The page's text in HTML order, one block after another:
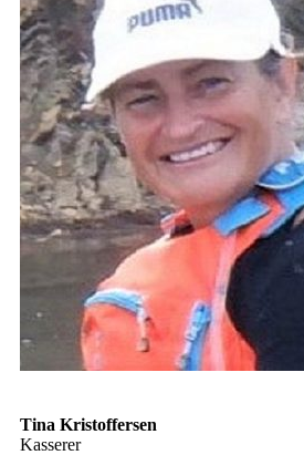
Tina Kristoffersen
Kasserer